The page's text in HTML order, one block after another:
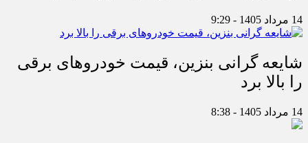
14 مرداد 1405 - 9:29
شایعه گرانی بنزین، قیمت خودروهای برقی
را بالا برد
14 مرداد 1405 - 8:38